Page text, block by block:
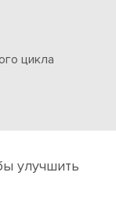
цикла
улучшить